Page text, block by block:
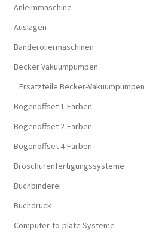
Anleimmaschine
Auslagen
Banderoliermaschinen
Becker Vakuumpumpen
Ersatzteile Becker-Vakuumpumpen
Bogenoffset 1-Farben
Bogenoffset 2-Farben
Bogenoffset 4-Farben
Broschürenfertigungssysteme
Buchbinderei
Buchdruck
Computer-to-plate Systeme